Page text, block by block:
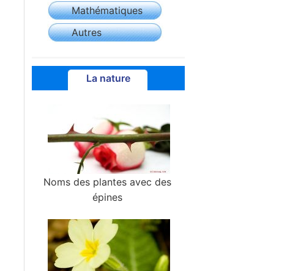
Mathématiques
Autres
La nature
Noms des plantes avec des
épines